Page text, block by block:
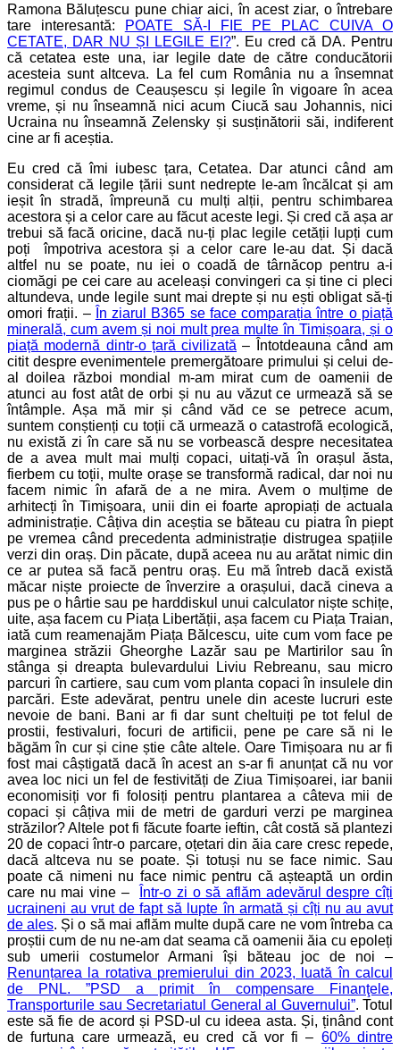
Ramona Băluțescu pune chiar aici, în acest ziar, o întrebare
tare interesantă:
POATE SĂ-I FIE PE PLAC CUIVA O
CETATE, DAR NU ȘI LEGILE EI?”. Eu cred că DA. Pentru
că cetatea este una, iar legile date de către conducătorii
acesteia sunt altceva. La fel cum România nu a însemnat
regimul condus de Ceaușescu și legile în vigoare în acea
vreme, și nu înseamnă nici acum Ciucă sau Johannis, nici
Ucraina nu înseamnă Zelensky și susținătorii săi, indiferent
cine ar fi aceștia.
Eu cred că îmi iubesc țara, Cetatea. Dar atunci când am
considerat că legile țării sunt nedrepte le-am încălcat și am
ieșit în stradă, împreună cu mulți alții, pentru schimbarea
acestora și a celor care au făcut aceste legi. Și cred că așa ar
trebui să facă oricine, dacă nu-ți plac legile cetății lupți cum
poți împotriva acestora și a celor care le-au dat. Și dacă
altfel nu se poate, nu iei o coadă de târnăcop pentru a-i
ciomăgi pe cei care au aceleași convingeri ca și tine ci pleci
altundeva, unde legile sunt mai drepte și nu ești obligat să-ți
omori frații. – În ziarul B365 se face comparația între o piață
minerală, cum avem și noi mult prea multe în Timișoara, și o
piață modernă dintr-o țară civilizată –
Întotdeauna când am
citit despre evenimentele premergătoare primului și celui de-
al doilea război mondial m-am mirat cum de oamenii de
atunci au fost atât de orbi și nu au văzut ce urmează să se
întâmple. Așa mă mir și când văd ce se petrece acum,
suntem conștienți cu toții că urmează o catastrofă ecologică,
nu există zi în care să nu se vorbească despre necesitatea
de a avea mult mai mulți copaci, uitați-vă în orașul ăsta,
fierbem cu toții, multe orașe se transformă radical, dar noi nu
facem nimic în afară de a ne mira. Avem o mulțime de
arhitecți în Timișoara, unii din ei foarte apropiați de actuala
administrație. Câțiva din aceștia se băteau cu piatra în piept
pe vremea când precedenta administrație distrugea spațiile
verzi din oraș. Din păcate, după aceea nu au arătat nimic din
ce ar putea să facă pentru oraș. Eu mă întreb dacă există
măcar niște proiecte de înverzire a orașului, dacă cineva a
pus pe o hârtie sau pe harddiskul unui calculator niște schițe,
uite, așa facem cu Piața Libertății, așa facem cu Piața Traian,
iată cum reamenajăm Piața Bălcescu, uite cum vom face pe
marginea străzii Gheorghe Lazăr sau pe Martirilor sau în
stânga și dreapta bulevardului Liviu Rebreanu, sau micro
parcuri în cartiere, sau cum vom planta copaci în insulele din
parcări. Este adevărat, pentru unele din aceste lucruri este
nevoie de bani. Bani ar fi dar sunt cheltuiți pe tot felul de
prostii, festivaluri, focuri de artificii, pene pe care să ni le
băgăm în cur și cine știe câte altele. Oare Timișoara nu ar fi
fost mai câștigată dacă în acest an s-ar fi anunțat că nu vor
avea loc nici un fel de festivități de Ziua Timișoarei, iar banii
economisiți vor fi folosiți pentru plantarea a câteva mii de
copaci și câțiva mii de metri de garduri verzi pe marginea
străzilor? Altele pot fi făcute foarte ieftin, cât costă să plantezi
20 de copaci într-o parcare, oțetari din ăia care cresc repede,
dacă altceva nu se poate. Și totuși nu se face nimic. Sau
poate că nimeni nu face nimic pentru că așteaptă un ordin
care nu mai vine –
Într-o zi o să aflăm adevărul despre cîți
ucraineni au vrut de fapt să lupte în armată și cîți nu au avut
de ales. Și o să mai aflăm multe după care ne vom întreba ca
proștii cum de nu ne-am dat seama că oamenii ăia cu epoleți
sub umerii costumelor Armani își băteau joc de noi –
Renunțarea la rotativa premierului din 2023, luată în calcul
de PNL. ”PSD a primit în compensare Finanţele,
Transporturile sau Secretariatul General al Guvernului”. Totul
este să fie de acord și PSD-ul cu ideea asta. Și, ținând cont
de furtuna care urmează, eu cred că vor fi – 60% dintre